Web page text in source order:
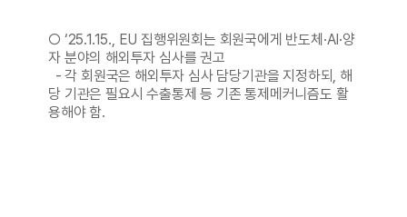
○ ‘25.1.15., EU 집행위원회는 회원국에게 반도체·AI·양
자 분야의 해외투자 심사를 권고
- 각 회원국은 해외투자 심사 담당기관을 지정하되, 해
당 기관은 필요시 수출통제 등 기존 통제메커니즘도 활
용해야 함.